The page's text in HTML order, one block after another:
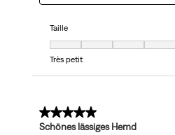
Taille
Taille, 5 sur 7, où 1 est égal à Très
Très petit
5 sur 5 étoiles.
Schönes lässiges Hemd